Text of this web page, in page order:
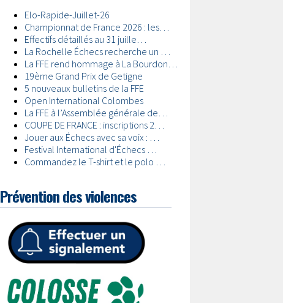
Prévention des violences